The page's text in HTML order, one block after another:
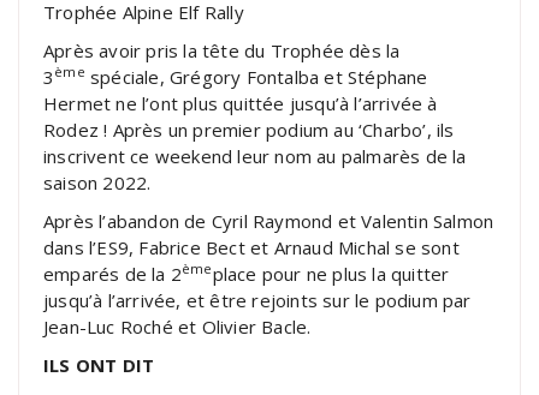
Trophée Alpine Elf Rally
Après avoir pris la tête du Trophée dès la
3 ème spéciale, Grégory Fontalba et Stéphane
Hermet ne l’ont plus quittée jusqu’à l’arrivée à
Rodez ! Après un premier podium au ‘Charbo’, ils
inscrivent ce weekend leur nom au palmarès de la
saison 2022.
Après l’abandon de Cyril Raymond et Valentin Salmon
dans l’ES9, Fabrice Bect et Arnaud Michal se sont
emparés de la 2èmeplace pour ne plus la quitter
jusqu’à l’arrivée, et être rejoints sur le podium par
Jean-Luc Roché et Olivier Bacle.
ILS ONT DIT